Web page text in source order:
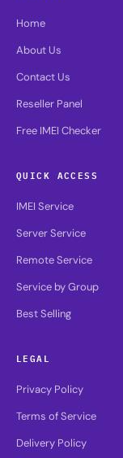
Home
About Us
Contact Us
Reseller Panel
Free IMEI Checker
QUICK ACCESS
IMEI Service
Server Service
Remote Service
Service by Group
Best Selling
LEGAL
Privacy Policy
Terms of Service
Delivery Policy